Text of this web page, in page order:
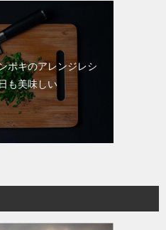
ポキのアレンジレシ
も美味しい